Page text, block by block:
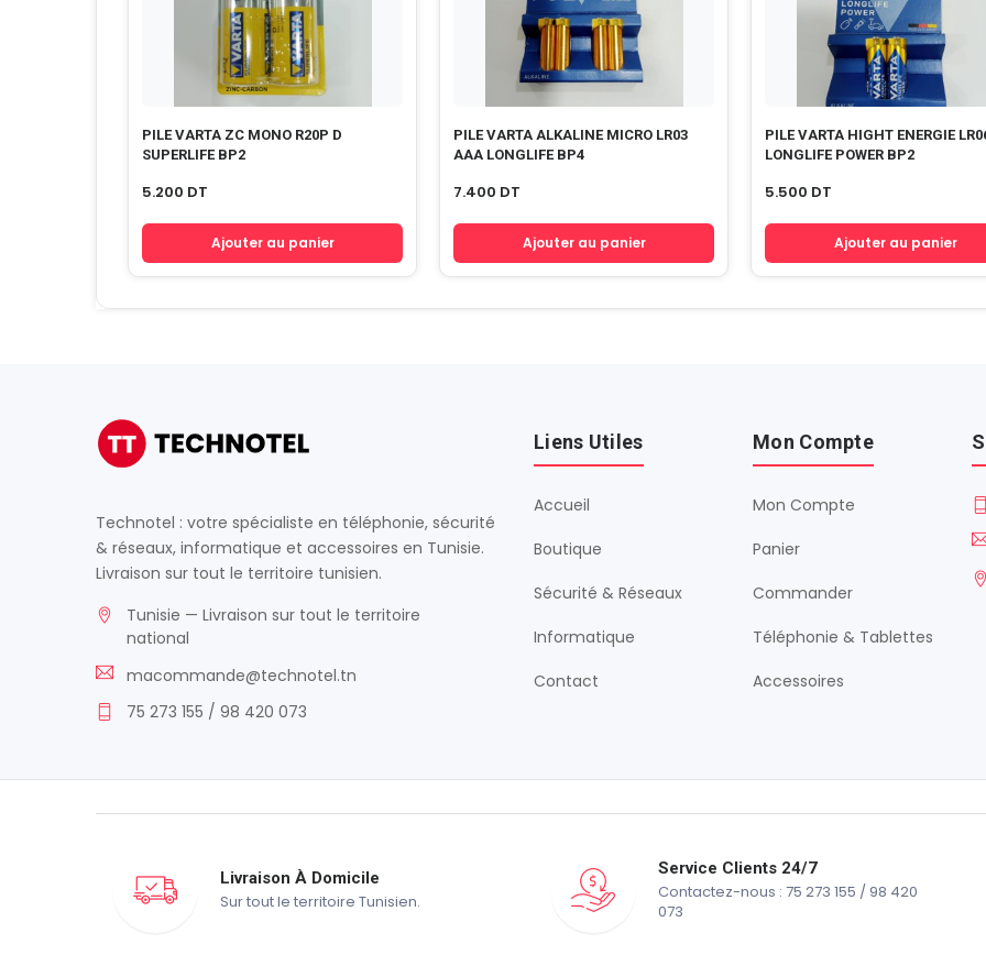
PILE VARTA ZC MONO R20P D
SUPERLIFE BP2
5.200 DT
Ajouter au panier
PILE VARTA ALKALINE MICRO LR03
AAA LONGLIFE BP4
7.400 DT
Ajouter au panier
PILE VARTA HIGHT ENERGIE
LONGLIFE POWER BP2
5.500 DT
Ajouter au panier
Technotel : votre spécialiste en téléphonie, sécurité
& réseaux, informatique et accessoires en Tunisie.
Livraison sur tout le territoire tunisien.
Tunisie — Livraison sur tout le territoire
national
macommande@technotel.tn
75 273 155 / 98 420 073
Liens Utiles
Accueil
Boutique
Sécurité & Réseaux
Informatique
Contact
Mon Compte
Mon Compte
Panier
Commander
Téléphonie & Tablettes
Accessoires
Livraison À Domicile
Sur tout le territoire Tunisien.
Service Clients 24/7
Contactez-nous : 75 273 155 / 98 420
073